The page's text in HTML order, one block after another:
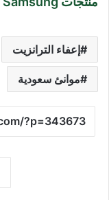
إعفاء الترانزيت
موانئ سعودية